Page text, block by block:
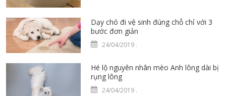
Dạy chó đi vệ sinh đúng chỗ chỉ với 3
bước đơn giản
24/04/2019 .
Hé lộ nguyên nhân mèo Anh lông dài bị
rụng lông
24/04/2019 .